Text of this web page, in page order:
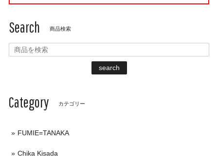
Search 商品検索
search
Category カテゴリー
FUMIE=TANAKA
Chika Kisada